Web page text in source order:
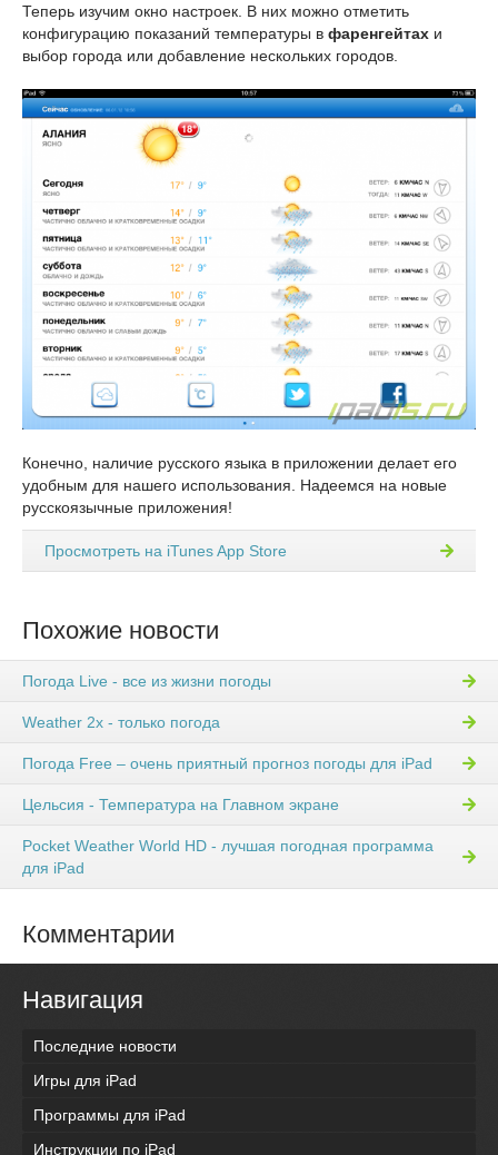
Теперь изучим окно настроек. В них можно отметить
конфигурацию показаний температуры в фаренгейтах и
выбор города или добавление нескольких городов.
Конечно, наличие русского языка в приложении делает его
удобным для нашего использования. Надеемся на новые
русскоязычные приложения!
Просмотреть на iTunes App Store
Похожие новости
Погода Live - все из жизни погоды
Weather 2x - только погода
Погода Free – очень приятный прогноз погоды для iPad
Цельсия - Температура на Главном экране
Pocket Weather World HD - лучшая погодная программа
для iPad
Комментарии
Навигация
Последние новости
Игры для iPad
Программы для iPad
Инструкции по iPad